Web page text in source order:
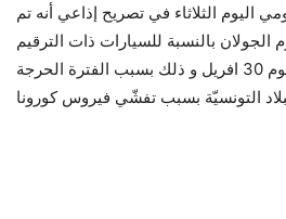
اليوم الثلاثاء في تصريح إذاعي أنه تم
بالنسبة للسيارات ذات الترقيم
المنجمي الفردي إلى يوم 30 افريل و ذلك بسبب الفترة الحرجة